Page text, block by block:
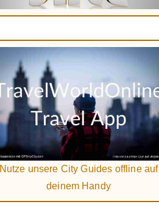
Nutze unsere City Guides offline auf
deinem Handy